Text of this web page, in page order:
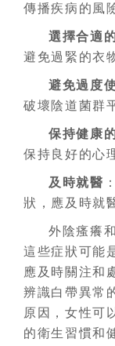
傳播疾病的風
選擇合適
避免過緊的衣
避免過度
破壞陰道菌群
保持健康
保持良好的心
及時就醫
狀，應及時就
外陰瘙癢
這些症狀可能
應及時關注和
辨識白帶異常
原因，女性可
的衛生習慣和